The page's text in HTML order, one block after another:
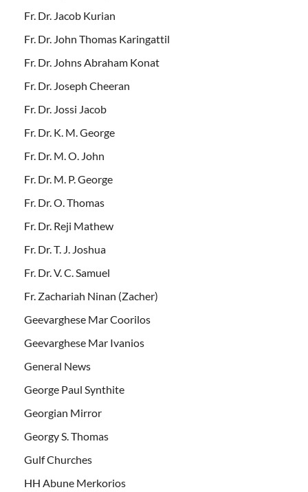
Fr. Dr. Jacob Kurian
Fr. Dr. John Thomas Karingattil
Fr. Dr. Johns Abraham Konat
Fr. Dr. Joseph Cheeran
Fr. Dr. Jossi Jacob
Fr. Dr. K. M. George
Fr. Dr. M. O. John
Fr. Dr. M. P. George
Fr. Dr. O. Thomas
Fr. Dr. Reji Mathew
Fr. Dr. T. J. Joshua
Fr. Dr. V. C. Samuel
Fr. Zachariah Ninan (Zacher)
Geevarghese Mar Coorilos
Geevarghese Mar Ivanios
General News
George Paul Synthite
Georgian Mirror
Georgy S. Thomas
Gulf Churches
HH Abune Merkorios